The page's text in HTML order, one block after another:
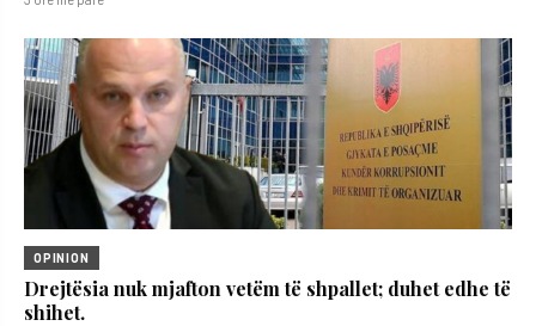
OPINION
Drejtësia nuk mjafton vetëm të shpallet; duhet edhe të
shihet.